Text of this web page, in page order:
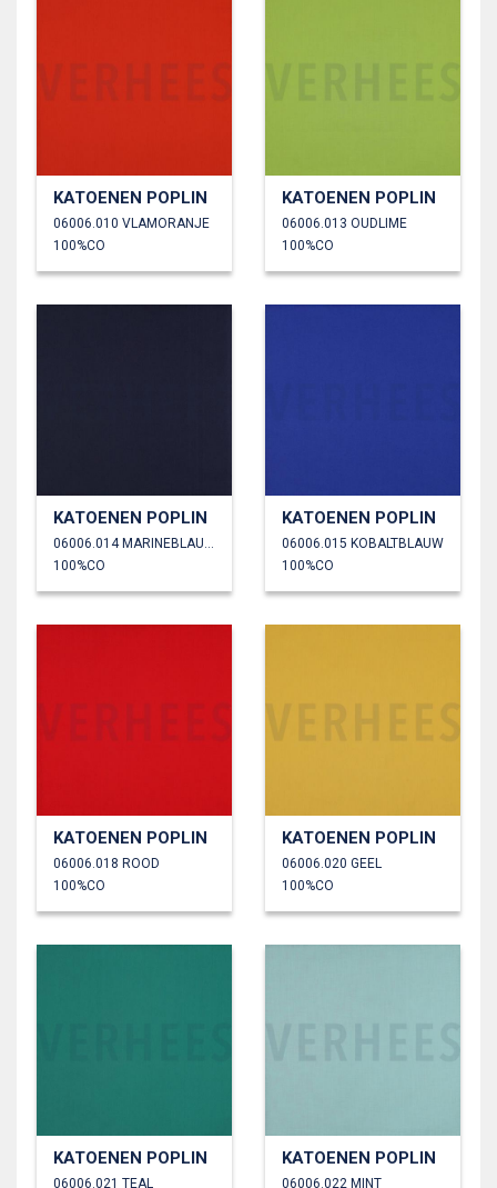
KATOENEN POPLIN
06006.010 VLAMORANJE
100%CO
KATOENEN POPLIN
06006.013 OUDLIME
100%CO
KATOENEN POPLIN
06006.014 MARINEBLAUW
100%CO
KATOENEN POPLIN
06006.015 KOBALTBLAUW
100%CO
KATOENEN POPLIN
06006.018 ROOD
100%CO
KATOENEN POPLIN
06006.020 GEEL
100%CO
KATOENEN POPLIN
06006.021 TEAL
KATOENEN POPLIN
06006.022 MINT